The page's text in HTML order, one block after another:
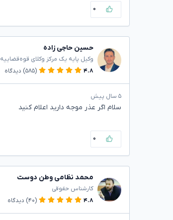
۰
حسین حاجی زاده
وکیل پایه یک مرکز وکلای قوه‌قضاییه
۴.۸
(۵۸۵) دیدگاه
۵ سال پیش
سلام اگر عذر موجه دارید اعلام کنید
۰
محمد نظامی وطن دوست
کارشناس حقوقی
۴.۸
(۴۰) دیدگاه